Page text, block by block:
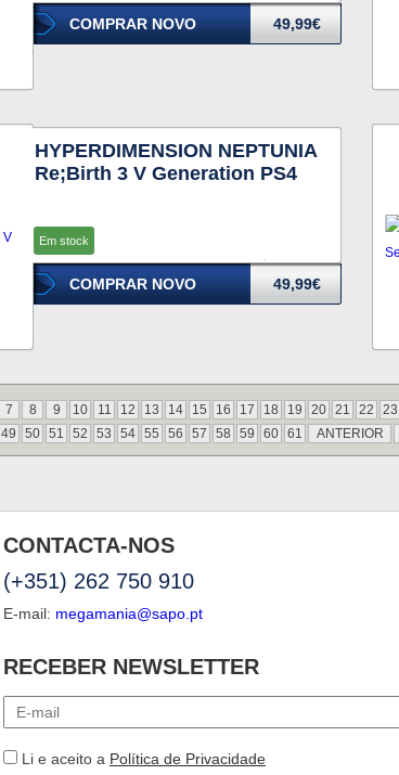
COMPRAR NOVO 49,99€
HYPERDIMENSION NEPTUNIA
Re;Birth 3 V Generation PS4
Em stock
COMPRAR NOVO 49,99€
7 8 9 10 11 12 13 14 15 16 17 18 19 20 21 22 23
49 50 51 52 53 54 55 56 57 58 59 60 61 ANTERIOR
CONTACTA-NOS
(+351) 262 750 910
E-mail: megamania@sapo.pt
RECEBER NEWSLETTER
Li e aceito a Política de Privacidade